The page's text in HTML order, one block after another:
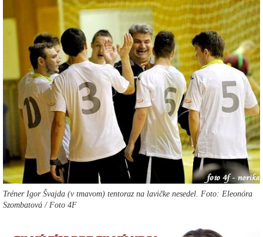
Tréner Igor Švajda (v tmavom) tentoraz na lavičke nesedel. Foto: Eleonóra
Szombatová / Foto 4F